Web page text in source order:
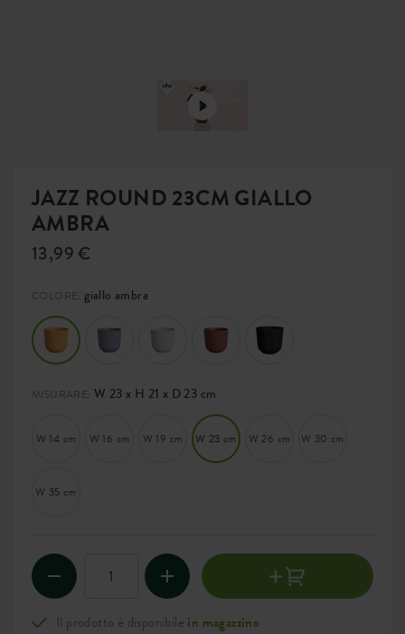
JAZZ ROUND 23CM GIALLO
AMBRA
13,99 €
COLORE: giallo ambra
MISURARE: W 23 x H 21 x D 23 cm
W 14 cm W 16 cm W 19 cm W 23 cm W 26 cm W 30 cm
W 35 cm
Il prodotto è disponibile in magazzino